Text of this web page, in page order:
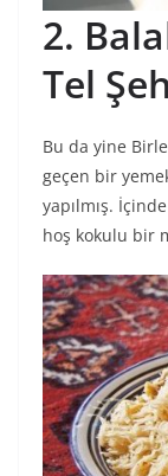
2.
Tel
Bu da yine
geçen bir
yapılmış.
hoş kokulu bir